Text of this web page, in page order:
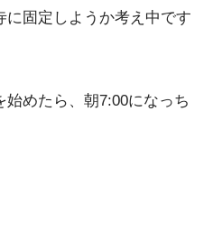
に固定しようか考え中です
めたら、朝7:00になっち